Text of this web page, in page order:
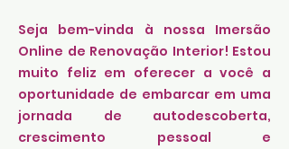
Seja bem-vinda à nossa Imersão
Online de Renovação Interior! Estou
muito feliz em oferecer a você a
oportunidade de embarcar em uma
jornada de autodescoberta,
crescimento pessoal e